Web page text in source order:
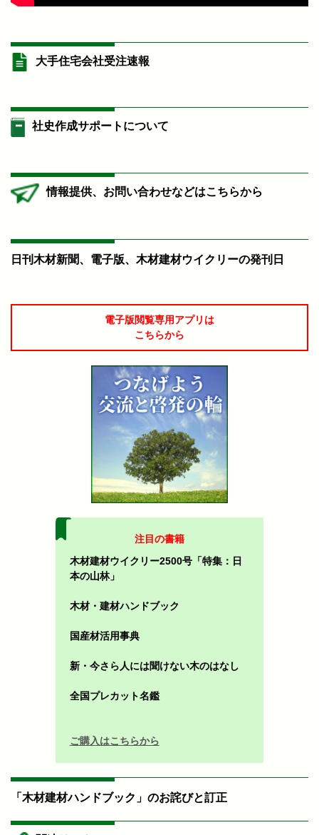
大手住宅会社受注速報
社史作成サポートについて
情報提供、お問い合わせなどはこちらから
日刊木材新聞、電子版、木材建材ウイクリーの発刊日
電子版閲覧専用アプリは
こちらから
注目の書籍
木材建材ウイクリー2500号「特集：日
本の山林」
木材・建材ハンドブック
国産材活用事典
新・今さら人には聞けない木のはなし
全国プレカット名鑑
ご購入はこちらから
「木材建材ハンドブック」のお詫びと訂正